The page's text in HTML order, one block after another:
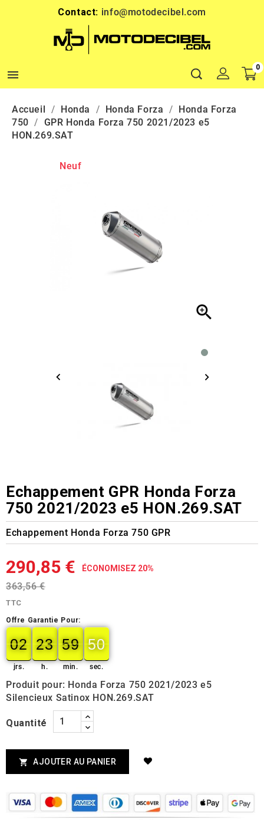
Contact: info@motodecibel.com

0
Accueil Honda Honda Forza
Honda Forza
750
GPR Honda Forza 750 2021/2023 e5
HON.269.SAT
Neuf

Echappement GPR Honda Forza
750 2021/2023 e5 HON.269.SAT
Echappement Honda Forza 750 GPR
290,85 € ÉCONOMISEZ 20%
363,56 €
TTC
Offre Garantie Pour:
02
02
00
jrs.
23
23
00
h.
59
59
00
min.
49
49
50
sec.
Produit pour: Honda Forza 750 2021/2023 e5
Silencieux Satinox HON.269.SAT
Quantité
 AJOUTER AU PANIER